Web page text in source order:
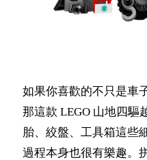
如果你喜歡的不只是車
那這款 LEGO 山地四驅
胎、絞盤、工具箱這些
過程本身也很有樂趣。